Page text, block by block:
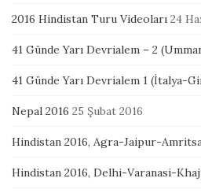
2016 Hindistan Turu Videoları 24
41 Günde Yarı Devrialem – 2
41 Günde Yarı Devrialem 1 (İtalya-
Nepal 2016 25 Şubat 2016
Hindistan 2016, Agra-Jaipur-
Hindistan 2016, Delhi-Varanasi-